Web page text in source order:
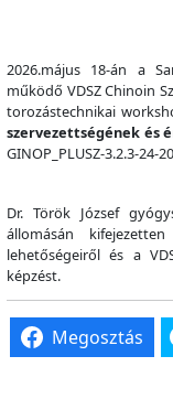
2026.május 18-án a
működő VDSZ Chinoin
torozástechnikai
szervezettségének és
GINOP_PLUSZ-3.2.3-24-
Dr. Török József
állomásán
lehetőségeiről és a
képzést.
Megosztás